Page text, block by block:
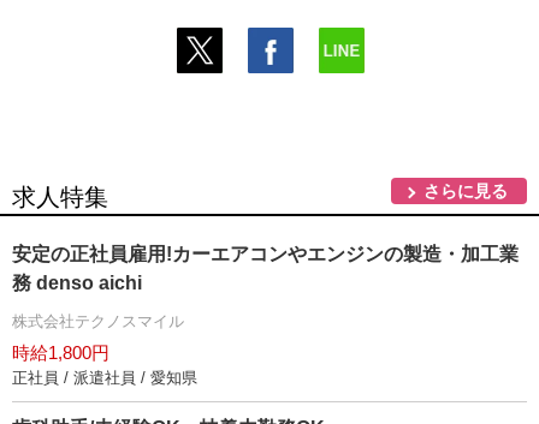
求人特集 さらに見る
安定の正社員雇用!カーエアコンやエンジンの製造・加工業
務 denso aichi
株式会社テクノスマイル
時給1,800円
正社員 / 派遣社員 / 愛知県